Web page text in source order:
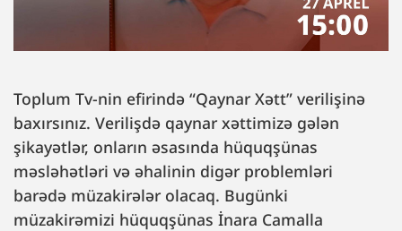
Toplum Tv-nin efirində “Qaynar Xətt” verilişinə
baxırsınız. Verilişdə qaynar xəttimizə gələn
şikayətlər, onların əsasında hüquqşünas
məsləhətləri və əhalinin digər problemləri
barədə müzakirələr olacaq. Bugünki
müzakirəmizi hüquqşünas İnara Camalla